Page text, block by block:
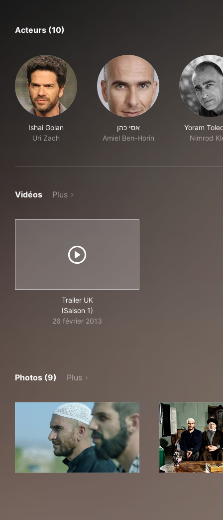
Acteurs (10)
Ishai Golan
Uri Zach
אסי כהן
Amiel Ben-Horin
Yoram
Nimrod
Vidéos Plus
Trailer UK
(Saison 1)
26 février 2013
Photos (9) Plus